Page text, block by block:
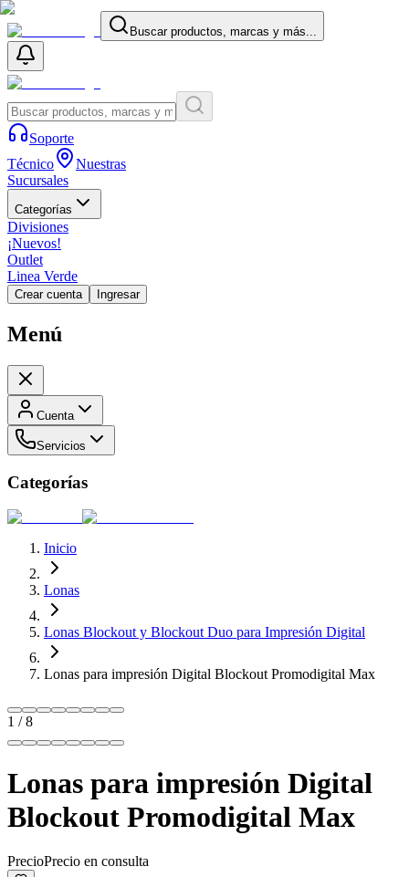
Buscar productos, marcas y más...
Soporte
Técnico
Nuestras
Sucursales
Categorías
Divisiones
¡Nuevos!
Outlet
Linea Verde
Crear cuenta Ingresar
Menú
Cuenta
Servicios
Categorías
Inicio
Lonas
Lonas Blockout y Blockout Duo para Impresión Digital
Lonas para impresión Digital Blockout Promodigital Max
1 /8
Lonas para impresión Digital
Blockout Promodigital Max
PrecioPrecio en consulta